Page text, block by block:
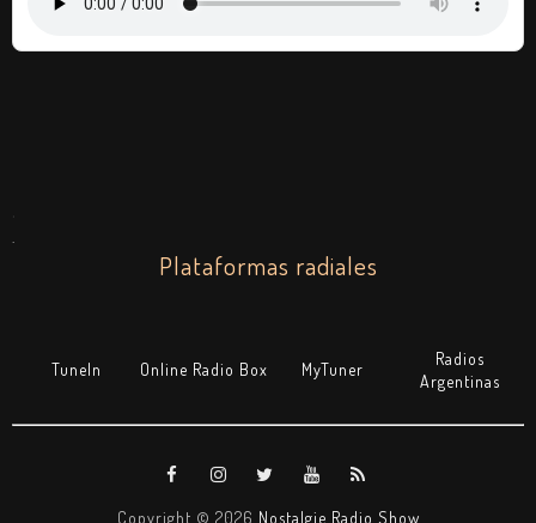
.
Plataformas radiales
TuneIn Online Radio Box MyTuner
Radios
Argentinas
Copyright © 2026 Nostalgie Radio Show